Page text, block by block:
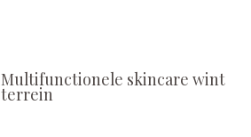
Multifunctionele skincare wint
terrein